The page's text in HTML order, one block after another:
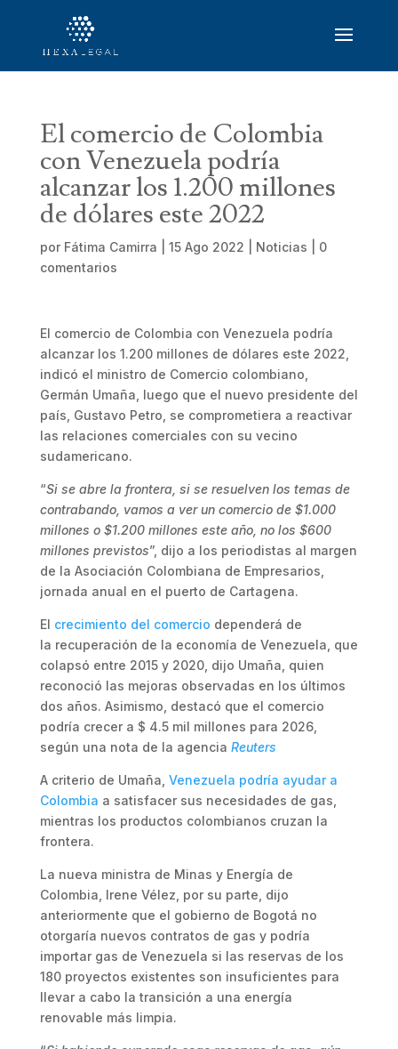
El comercio de Colombia
con Venezuela podría
alcanzar los 1.200 millones
de dólares este 2022
por Fátima Camirra 15 Ago 2022 Noticias
0
comentarios
El comercio de Colombia con Venezuela podría
alcanzar los 1.200 millones de dólares este 2022,
indicó el ministro de Comercio colombiano,
Germán Umaña, luego que el nuevo presidente del
país, Gustavo Petro, se comprometiera a reactivar
las relaciones comerciales con su vecino
sudamericano.
“Si se abre la frontera, si se resuelven los temas de
contrabando, vamos a ver un comercio de $1.000
millones o $1.200 millones este año, no los $600
millones previstos”, dijo a los periodistas al margen
de la Asociación Colombiana de Empresarios,
jornada anual en el puerto de Cartagena.
El crecimiento del comercio dependerá de
la recuperación de la economía de Venezuela, que
colapsó entre 2015 y 2020, dijo Umaña, quien
reconoció las mejoras observadas en los últimos
dos años. Asimismo, destacó que el comercio
podría crecer a $ 4.5 mil millones para 2026,
según una nota de la agencia Reuters
A criterio de Umaña, Venezuela podría ayudar a
Colombia a satisfacer sus necesidades de gas,
mientras los productos colombianos cruzan la
frontera.
La nueva ministra de Minas y Energía de
Colombia, Irene Vélez, por su parte, dijo
anteriormente que el gobierno de Bogotá no
otorgaría nuevos contratos de gas y podría
importar gas de Venezuela si las reservas de los
180 proyectos existentes son insuficientes para
llevar a cabo la transición a una energía
renovable más limpia.